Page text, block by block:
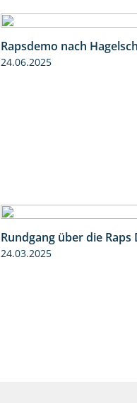
Rapsdemo nach
24.06.2025
Rundgang über die Raps
24.03.2025